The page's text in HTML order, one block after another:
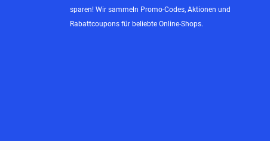
sparen! Wir sammeln Promo-Codes, Aktionen und
Rabattcoupons für beliebte Online-Shops.